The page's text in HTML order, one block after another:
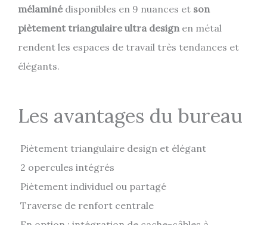
mélaminédisponibles en 9 nuances et son
piètement triangulaire ultra designen métal
rendent les espaces de travail très tendances et
élégants.
Les avantages du bureau
Piètement triangulaire design et élégant
2 opercules intégrés
Piètement individuel ou partagé
Traverse de renfort centrale